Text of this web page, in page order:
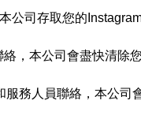
公司存取您的
，本公司會盡快清除
服務人員聯絡，本公司